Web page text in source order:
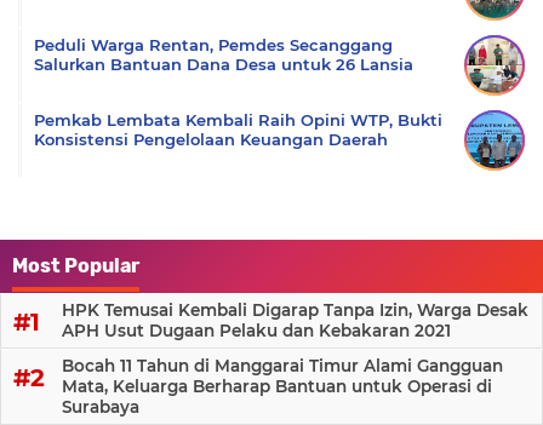
Peduli Warga Rentan, Pemdes Secanggang
Salurkan Bantuan Dana Desa untuk 26 Lansia
Pemkab Lembata Kembali Raih Opini WTP, Bukti
Konsistensi Pengelolaan Keuangan Daerah
Most Popular
HPK Temusai Kembali Digarap Tanpa Izin, Warga Desak
APH Usut Dugaan Pelaku dan Kebakaran 2021
Bocah 11 Tahun di Manggarai Timur Alami Gangguan
Mata, Keluarga Berharap Bantuan untuk Operasi di
Surabaya